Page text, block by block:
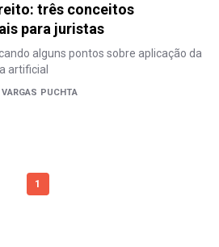
três conceitos
para juristas
alguns pontos sobre aplicação da
artificial
PUCHTA
1